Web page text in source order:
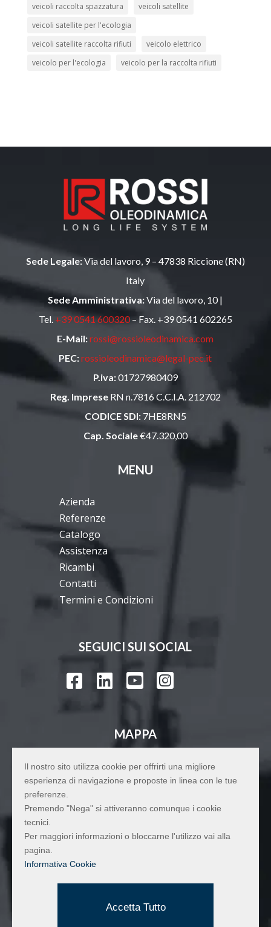
veicoli raccolta spazzatura
veicoli satellite
veicoli satellite per l'ecologia
veicoli satellite raccolta rifiuti
veicolo elettrico
veicolo per l'ecologia
veicolo per la raccolta rifiuti
Sede Legale:Via del lavoro, 9 – 47838 Riccione (RN)
Italy
Sede Amministrativa:Via del lavoro, 10 |
Tel. +39 0541 600320– Fax. +39 0541 602265
E-Mail:rossi@rossioleodinamica.com
PEC:rossioleodinamica@legal-pec.it
P.iva:01727980409
Reg. ImpreseRN n.7816 C.C.I.A. 212702
CODICE SDI: 7HE8RN5
Cap. Sociale€47.320,00
MENU
Azienda
Referenze
Catalogo
Assistenza
Ricambi
Contatti
Termini e Condizioni
SEGUICI SUI SOCIAL
   
MAPPA
Il nostro sito utilizza cookie per offrirti una migliore
esperienza di navigazione e proposte in linea con le tue
preferenze.
Premendo "Nega" si attiveranno comunque i cookie
tecnici.
Per maggiori informazioni o bloccarne l'utilizzo vai alla
pagina.
Informativa Cookie
Accetta Tutto